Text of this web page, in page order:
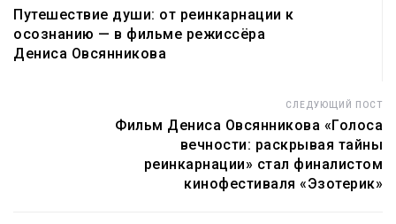
Путешествие души: от реинкарнации к
осознанию — в фильме режиссёра
Дениса Овсянникова
СЛЕДУЮЩИЙ ПОСТ
Фильм Дениса Овсянникова «Голоса
вечности: раскрывая тайны
реинкарнации» стал финалистом
кинофестиваля «Эзотерик»